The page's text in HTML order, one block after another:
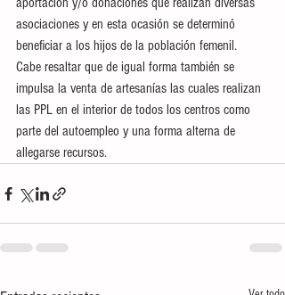
asociaciones y en esta ocasión se determinó
beneficiar a los hijos de la población femenil.
Cabe resaltar que de igual forma también se
impulsa la venta de artesanías las cuales realizan
las PPL en el interior de todos los centros como
parte del autoempleo y una forma alterna de
allegarse recursos.